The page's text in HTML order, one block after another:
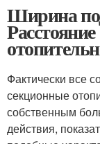
Ширина
Фактически все
секционные
собственным
действия,